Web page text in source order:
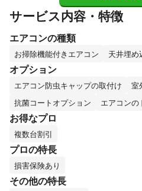
サービス内容・特徴
エアコンの種類
お掃除機能付きエアコン 天井埋め
オプション
エアコン防虫キャップの取付け
室
抗菌コートオプション
エアコンの
お得なプロ
複数台割引
プロの特長
損害保険あり
その他の特長